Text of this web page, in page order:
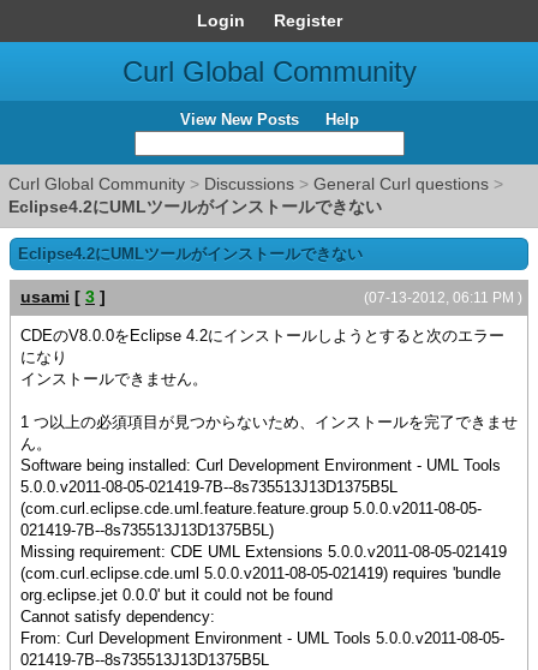
Login Register
Curl Global Community
View New Posts Help
Curl Global Community > Discussions > General Curl questions >
Eclipse4.2にUMLツールがインストールできない
Eclipse4.2にUMLツールがインストールできない
(07-13-2012, 06:11 PM )
usami [ 3 ]
CDEのV8.0.0をEclipse 4.2にインストールしようとすると次のエラー
になり
インストールできません。
1 つ以上の必須項目が見つからないため、インストールを完了できませ
ん。
Software being installed: Curl Development Environment - UML Tools
5.0.0.v2011-08-05-021419-7B--8s735513J13D1375B5L
(com.curl.eclipse.cde.uml.feature.feature.group 5.0.0.v2011-08-05-
021419-7B--8s735513J13D1375B5L)
Missing requirement: CDE UML Extensions 5.0.0.v2011-08-05-021419
(com.curl.eclipse.cde.uml 5.0.0.v2011-08-05-021419) requires 'bundle
org.eclipse.jet 0.0.0' but it could not be found
Cannot satisfy dependency:
From: Curl Development Environment - UML Tools 5.0.0.v2011-08-05-
021419-7B--8s735513J13D1375B5L